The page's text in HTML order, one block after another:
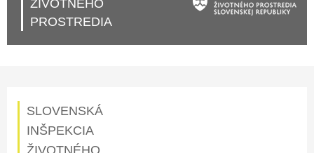
ŽIVOTNÉHO
PROSTREDIA
SLOVENSKÁ
INŠPEKCIA